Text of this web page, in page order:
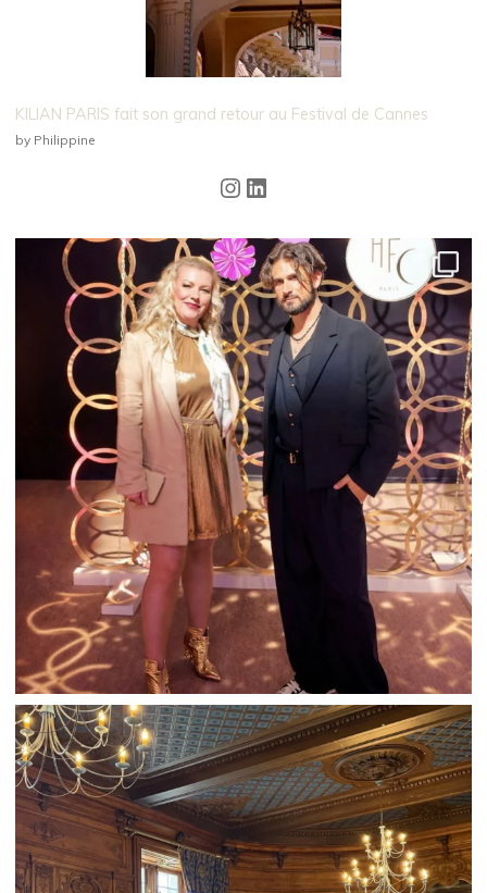
KILIAN PARIS fait son grand retour au Festival de Cannes
by Philippine
Instagram
LinkedIn